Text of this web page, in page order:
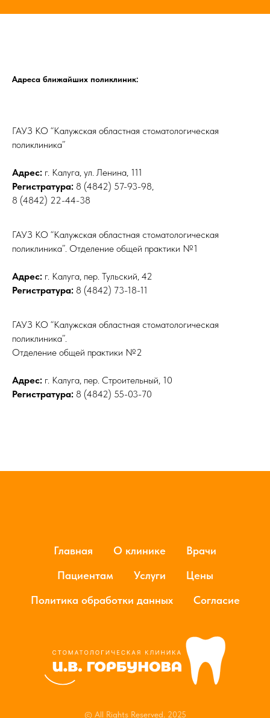
Адреса ближайших поликлиник:
ГАУЗ КО “Калужская областная стоматологическая
поликлиника”
Адрес: г. Калуга, ул. Ленина, 111
Регистратура: 8 (4842) 57-93-98,
8 (4842) 22-44-38
ГАУЗ КО “Калужская областная стоматологическая
поликлиника”. Отделение общей практики №1
Адрес: г. Калуга, пер. Тульский, 42
Регистратура: 8 (4842) 73-18-11
ГАУЗ КО “Калужская областная стоматологическая
поликлиника”.
Отделение общей практики №2
Адрес: г. Калуга, пер. Строительный, 10
Регистратура: 8 (4842) 55-03-70
Главная О клинике
Врачи
Пациентам
Услуги
Цены
Политика обработки данных
Согласие
© All Rights Reserved. 2025